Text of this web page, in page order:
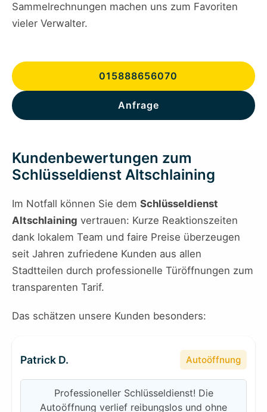
Sammelrechnungen machen uns zum Favoriten
vieler Verwalter.
015888656070
Anfrage
Kundenbewertungen zum
Schlüsseldienst Altschlaining
Im Notfall können Sie dem Schlüsseldienst
Altschlaining vertrauen: Kurze Reaktionszeiten
dank lokalem Team und faire Preise überzeugen
seit Jahren zufriedene Kunden aus allen
Stadtteilen durch professionelle Türöffnungen zum
transparenten Tarif.
Das schätzen unsere Kunden besonders:
Patrick D. Autoöffnung
Professioneller Schlüsseldienst! Die
Autoöffnung verlief reibungslos und ohne